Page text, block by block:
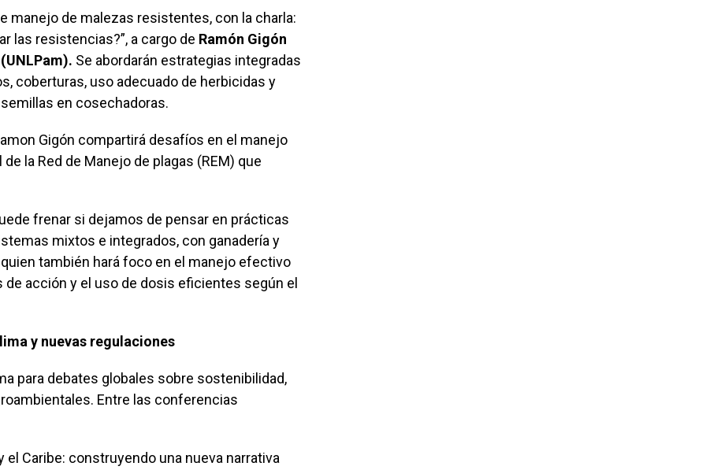
manejo de malezas resistentes, con la charla:
las resistencias?”, a cargo de Ramón Gigón
Se abordarán estrategias integradas
coberturas, uso adecuado de herbicidas y
en cosechadoras.
Gigón compartirá desafíos en el manejo
la Red de Manejo de plagas (REM) que
frenar si dejamos de pensar en prácticas
mixtos e integrados, con ganadería y
también hará foco en el manejo efectivo
acción y el uso de dosis eficientes según el
y nuevas regulaciones
para debates globales sobre sostenibilidad,
Entre las conferencias
el Caribe: construyendo una nueva narrativa